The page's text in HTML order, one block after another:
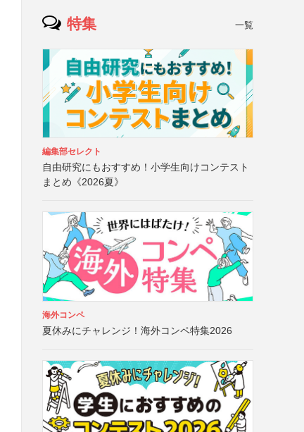
特集 一覧
編集部セレクト
自由研究にもおすすめ！小学生向けコンテスト
まとめ《2026夏》
海外コンペ
夏休みにチャレンジ！海外コンペ特集2026